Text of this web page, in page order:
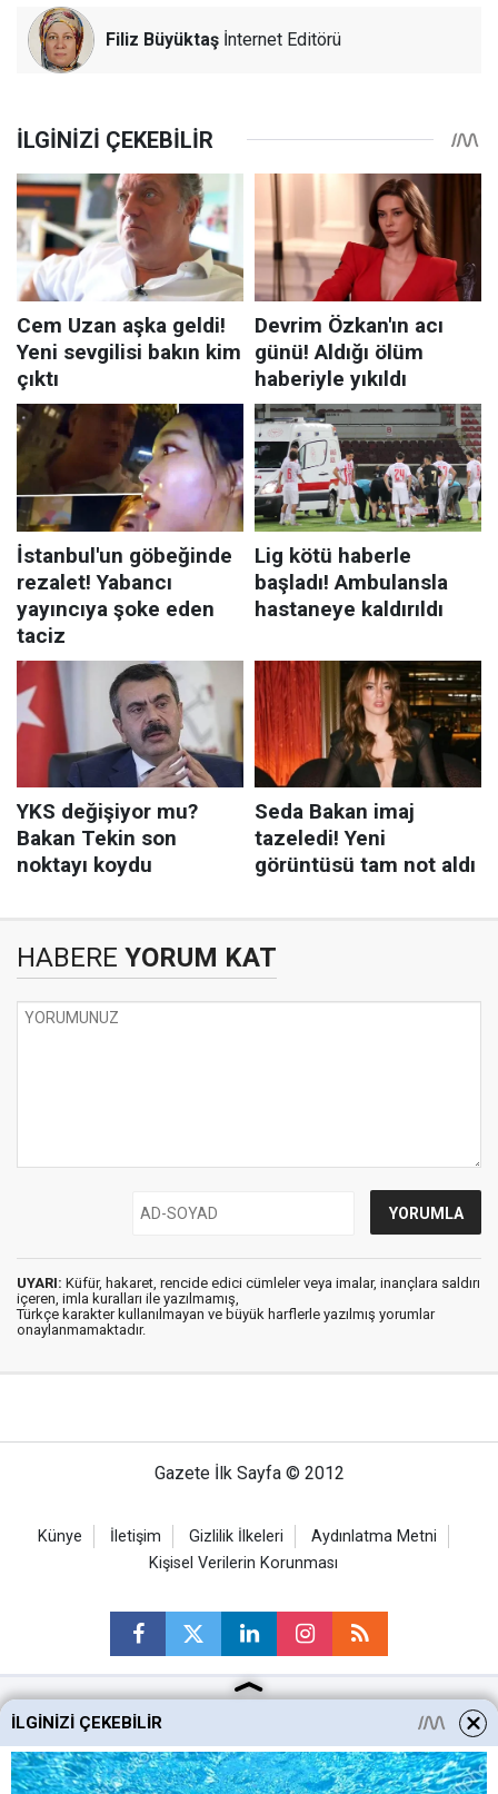
Filiz Büyüktaş İnternet Editörü
HABERE YORUM KAT
UYARI: Küfür, hakaret, rencide edici cümleler veya imalar, inançlara saldırı
içeren, imla kuralları ile yazılmamış,
Türkçe karakter kullanılmayan ve büyük harflerle yazılmış yorumlar
onaylanmamaktadır.
Gazete İlk Sayfa © 2012
Künye İletişim Gizlilik İlkeleri
Aydınlatma Metni
Kişisel Verilerin Korunması
Ankara Haberleri
Keçiören Haberleri
İLGINIZI ÇEKEBILIR